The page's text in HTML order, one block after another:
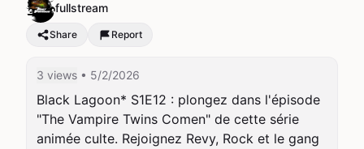
fullstream
Share Report
3 views • 5/2/2026
Black Lagoon* S1E12 : plongez dans l'épisode
"The Vampire Twins Comen" de cette série
animée culte. Rejoignez Revy, Rock et le gang